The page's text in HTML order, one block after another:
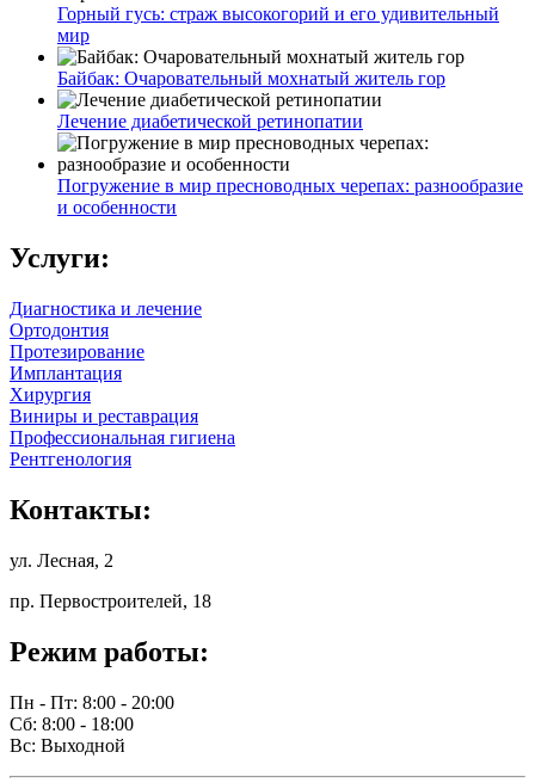
Горный гусь: страж высокогорий и его удивительный
мир
Байбак: Очаровательный мохнатый житель гор
Лечение диабетической ретинопатии
Погружение в мир пресноводных черепах: разнообразие
и особенности
Услуги:
Диагностика и лечение
Ортодонтия
Протезирование
Имплантация
Хирургия
Виниры и реставрация
Профессиональная гигиена
Рентгенология
Контакты:
ул. Лесная, 2
пр. Первостроителей, 18
Режим работы:
Пн - Пт: 8:00 - 20:00
Сб: 8:00 - 18:00
Вс: Выходной